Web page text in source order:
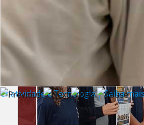
Criatividade e Tecnologia | Saiba mais